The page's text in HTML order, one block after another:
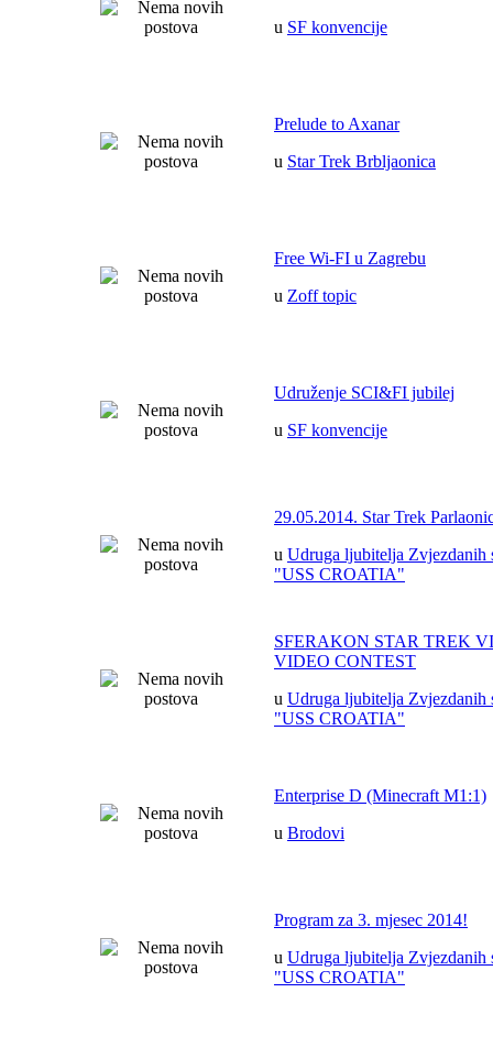
u SF konvencije
Prelude to Axanar
u Star Trek Brbljaonica
Free Wi-FI u Zagrebu
u Zoff topic
Udruženje SCI&FI jubilej
u SF konvencije
29.05.2014. Star Trek
u Udruga ljubitelja Zvjezdanih
"USS CROATIA"
SFERAKON STAR TREK
VIDEO CONTEST
u Udruga ljubitelja Zvjezdanih
"USS CROATIA"
Enterprise D (Minecraft M1:1)
u Brodovi
Program za 3. mjesec 2014!
u Udruga ljubitelja Zvjezdanih
"USS CROATIA"